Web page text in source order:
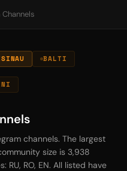
BALTI
channels. The largest
size is 3,938
RU, RO, EN. All listed have